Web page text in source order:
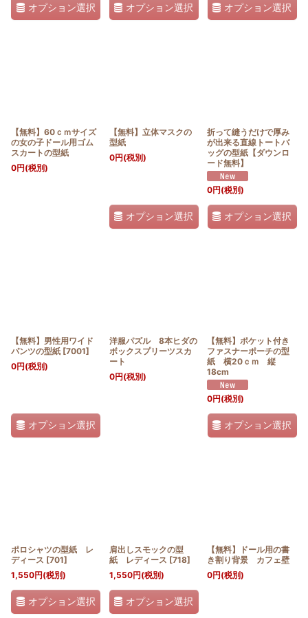
オプション選択 オプション選択 オプション選択
【無料】60ｃｍサイズ
の女の子ドール用ゴム
スカートの型紙
0円(税別)
【無料】立体マスクの
型紙
0円(税別)
オプション選択
折って縫うだけで厚み
が出来る直線トートバ
ッグの型紙【ダウンロ
ード無料】
0円(税別)
オプション選択
【無料】男性用ワイド
パンツの型紙 [7001]
0円(税別)
オプション選択
洋服パズル 8本ヒダの
ボックスプリーツスカ
ート
0円(税別)
【無料】ポケット付き
ファスナーポーチの型
紙 横20ｃｍ 縦
18cm
0円(税別)
オプション選択
ポロシャツの型紙 レ
ディース [701]
1,550円(税別)
オプション選択
肩出しスモックの型
紙 レディース [718]
1,550円(税別)
オプション選択
【無料】ドール用の書
き割り背景 カフェ壁
0円(税別)